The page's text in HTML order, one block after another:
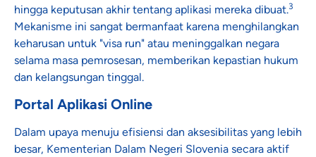
hingga keputusan akhir tentang aplikasi mereka dibuat.3
Mekanisme ini sangat bermanfaat karena menghilangkan
keharusan untuk "visa run" atau meninggalkan negara
selama masa pemrosesan, memberikan kepastian hukum
dan kelangsungan tinggal.
Portal Aplikasi Online
Dalam upaya menuju efisiensi dan aksesibilitas yang lebih
besar, Kementerian Dalam Negeri Slovenia secara aktif